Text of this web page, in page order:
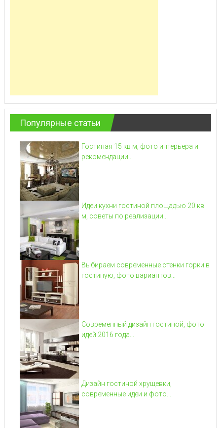
Популярные статьи
Гостиная 15 кв м, фото интерьера и
рекомендации...
Идеи кухни гостиной площадью 20 кв
м, советы по реализации...
Выбираем современные стенки горки в
гостиную, фото вариантов...
Современный дизайн гостиной, фото
идей 2016 года...
Дизайн гостиной хрущевки,
современные идеи и фото...